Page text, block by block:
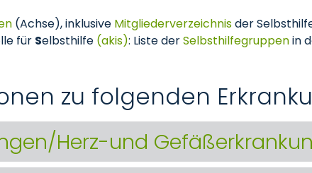
(Achse), inklusive Mitgliederverzeichnisder
für Selbsthilfe (akis): Liste derSelbsthilfegruppenin
zu folgenden
Herz-und